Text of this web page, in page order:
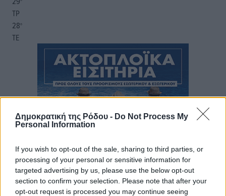
Δημοκρατική της Ρόδου - Do Not Process My
Personal Information
If you wish to opt-out of the sale, sharing to third parties, or
processing of your personal or sensitive information for
targeted advertising by us, please use the below opt-out
section to confirm your selection. Please note that after your
opt-out request is processed you may continue seeing
ΤΡ
28°
ΤΕ